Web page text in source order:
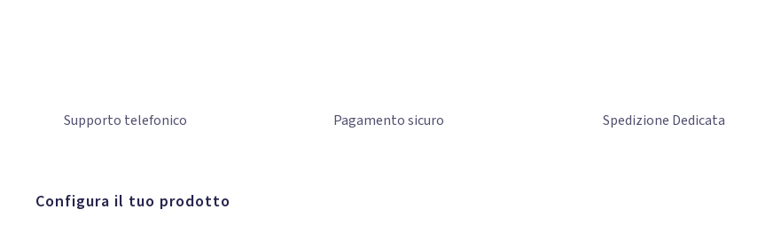
Supporto telefonico Pagamentosicuro Spedizione Dedicata
Configura il tuo prodotto